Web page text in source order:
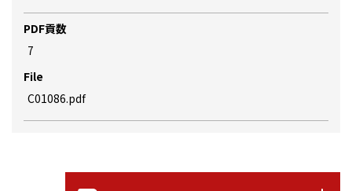
PDF貢数
7
File
C01086.pdf